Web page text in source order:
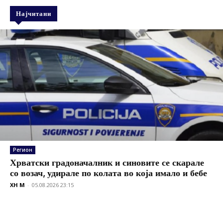
Најчитани
Регион
Хрватски градоначалник и синовите се скарале
со возач, удирале по колата во која имало и бебе
XH M - 05.08.2026 23:15